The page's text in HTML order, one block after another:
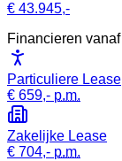
€ 43.945,-
Financieren vanaf
Particuliere Lease
€ 659,- p.m.
Zakelijke Lease
€ 704,- p.m.